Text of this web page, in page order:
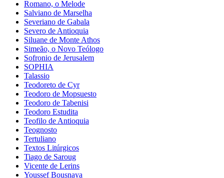
Romano, o Melode
Salviano de Marselha
Severiano de Gabala
Severo de Antioquia
Siluane de Monte Athos
Simeão, o Novo Teólogo
Sofronio de Jerusalem
SOPHIA
Talassio
Teodoreto de Cyr
Teodoro de Mopsuesto
Teodoro de Tabenisi
Teodoro Estudita
Teofilo de Antioquia
Teognosto
Tertuliano
Textos Litúrgicos
Tiago de Saroug
Vicente de Lerins
Youssef Bousnaya